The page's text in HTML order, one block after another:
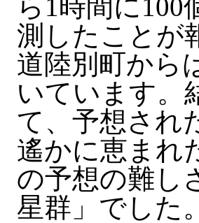
ら1時間に
測したことが
道陸別町から
いています。
て、予想され
遙かに恵まれ
の予想の難し
星群」でした。